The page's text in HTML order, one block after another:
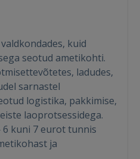
kuid
seotud ametikohti.
ladudes,
sarnastel
logistika, pakkimise,
laoprotsessidega.
kuni 7 eurot tunnis
ja